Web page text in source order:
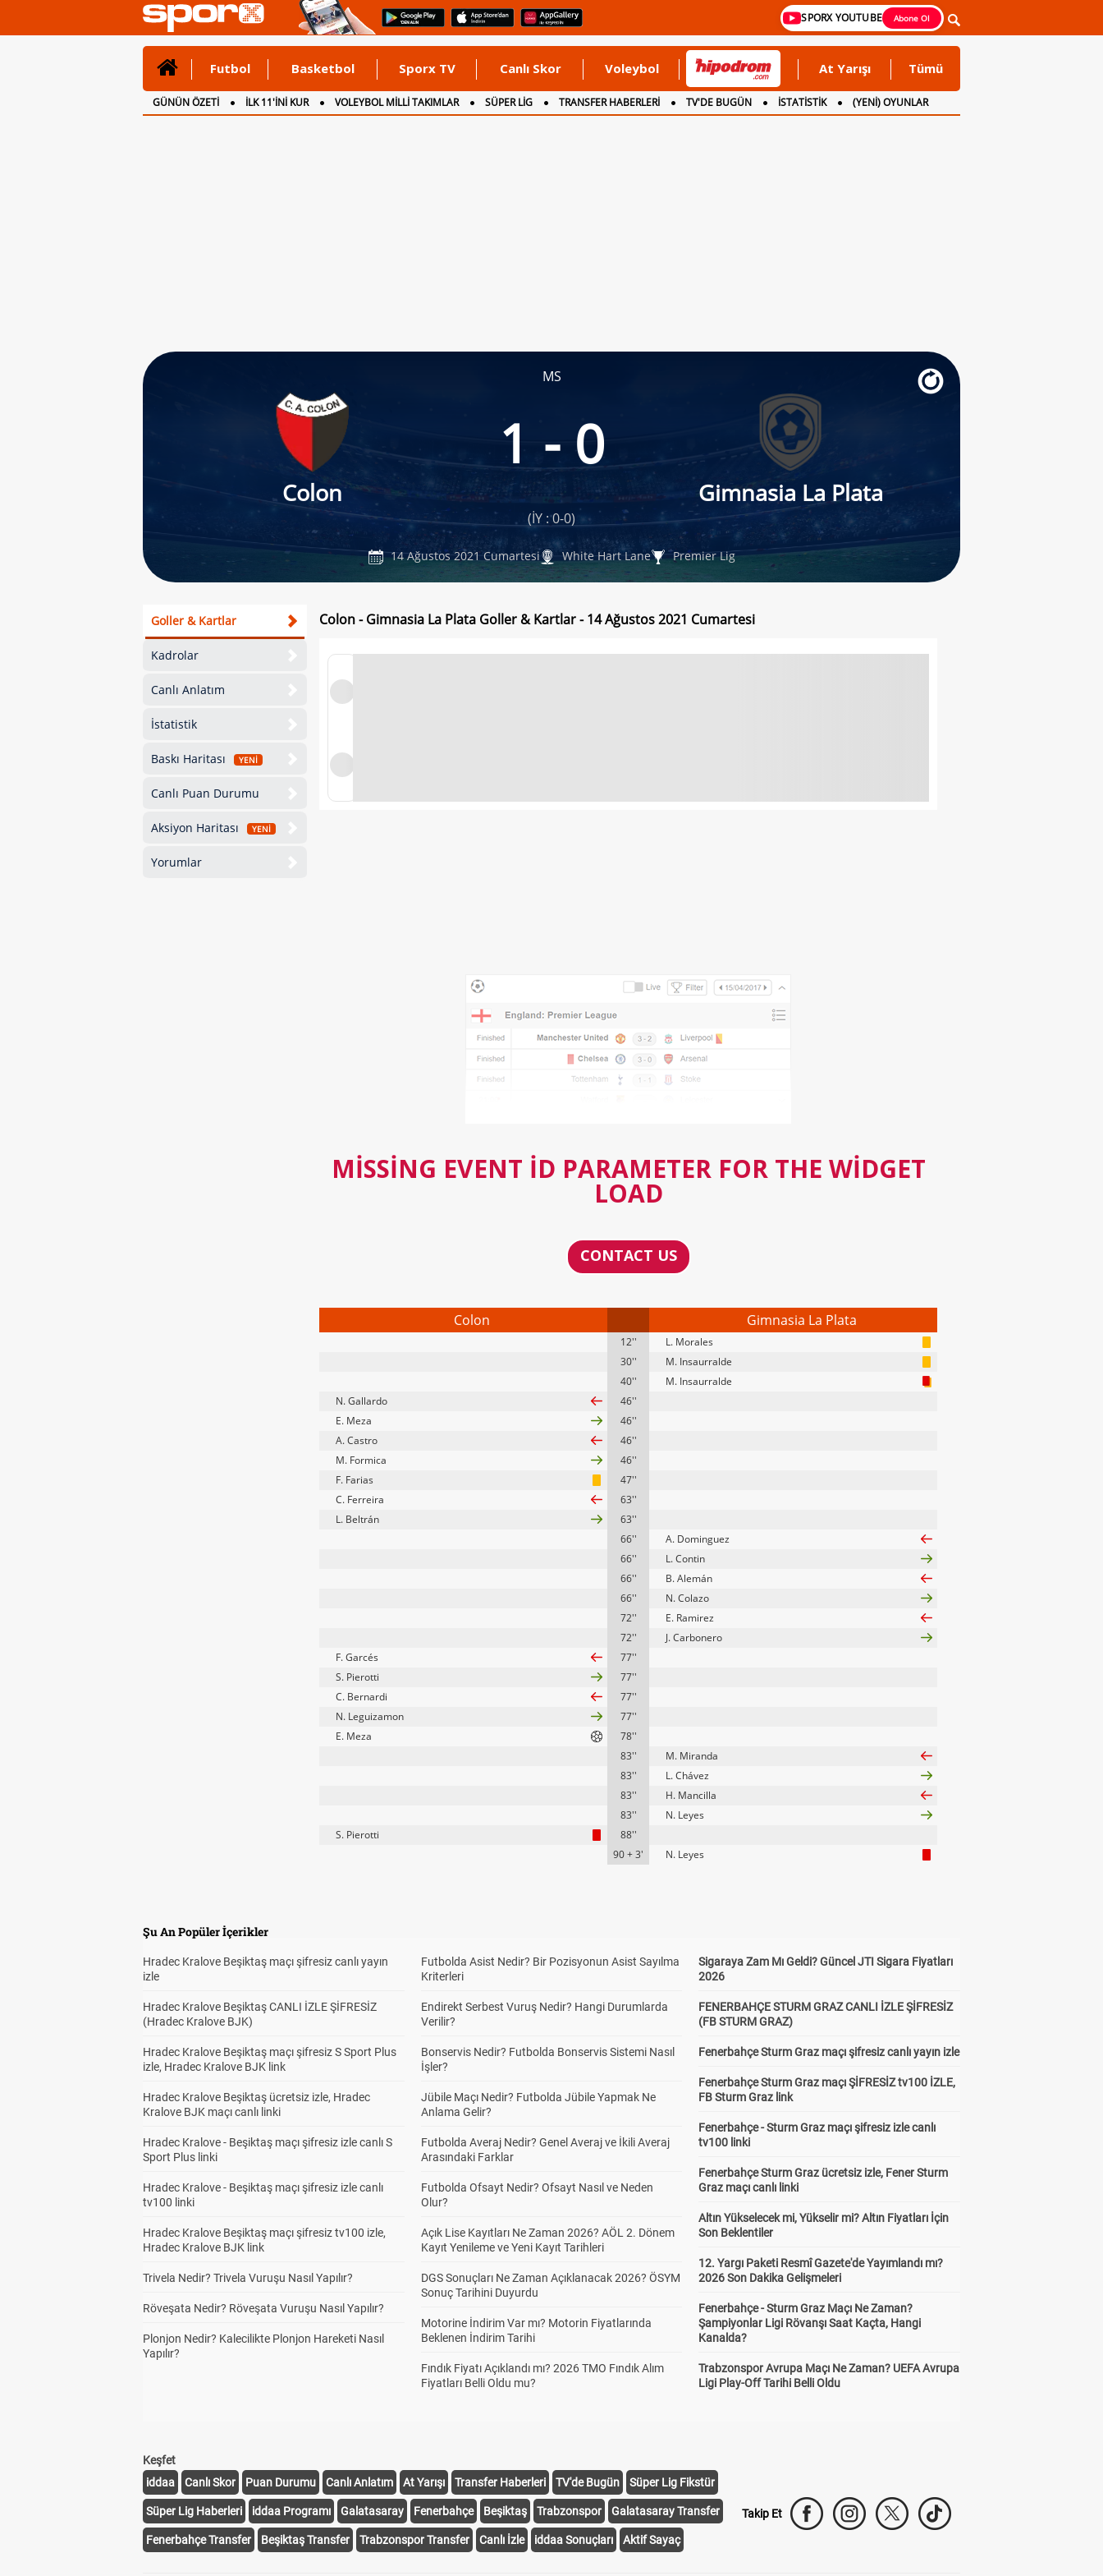
SPORX YOUTUBE Abone Ol
Futbol Basketbol Sporx TV Canlı Skor Voleybol At Yarışı Tümü
GÜNÜN ÖZETİ İLK 11'İNİ KUR VOLEYBOL MİLLİ TAKIMLAR SÜPER LİG TRANSFER HABERLERİ TV'DE BUGÜN İSTATİSTİK
(YENİ) OYUNLAR
CANLI ANLATIM
İNGİLTERE
MS
Colon
1 - 0
Gimnasia La Plata
(İY : 0-0)
14 Ağustos 2021 Cumartesi White Hart Lane Premier Lig
Goller & Kartlar
Kadrolar
Canlı Anlatım
İstatistik
Baskı Haritası YENİ
Canlı Puan Durumu
Aksiyon Haritası YENİ
Yorumlar
Colon - Gimnasia La Plata Goller & Kartlar - 14 Ağustos 2021 Cumartesi
MISSING EVENT ID PARAMETER FOR THE WIDGET
LOAD
CONTACT US
Colon Gimnasia La Plata
12''
L. Morales
30''
M. Insaurralde
40''
M. Insaurralde
N. Gallardo
46''
E. Meza
46''
A. Castro
46''
M. Formica
46''
F. Farias
47''
C. Ferreira
63''
L. Beltrán
63''
66''
A. Dominguez
66''
L. Contin
66''
B. Alemán
66''
N. Colazo
72''
E. Ramirez
72''
J. Carbonero
F. Garcés
77''
S. Pierotti
77''
C. Bernardi
77''
N. Leguizamon
77''
E. Meza
78''
83''
M. Miranda
83''
L. Chávez
83''
H. Mancilla
83''
N. Leyes
S. Pierotti
88''
90 + 3'
N. Leyes
Şu An Popüler İçerikler
Hradec Kralove Beşiktaş maçı şifresiz canlı yayın
izle
Hradec Kralove Beşiktaş CANLI İZLE ŞİFRESİZ
(Hradec Kralove BJK)
Hradec Kralove Beşiktaş maçı şifresiz S Sport Plus
izle, Hradec Kralove BJK link
Hradec Kralove Beşiktaş ücretsiz izle, Hradec
Kralove BJK maçı canlı linki
Hradec Kralove - Beşiktaş maçı şifresiz izle canlı S
Sport Plus linki
Hradec Kralove - Beşiktaş maçı şifresiz izle canlı
tv100 linki
Hradec Kralove Beşiktaş maçı şifresiz tv100 izle,
Hradec Kralove BJK link
Trivela Nedir? Trivela Vuruşu Nasıl Yapılır?
Röveşata Nedir? Röveşata Vuruşu Nasıl Yapılır?
Plonjon Nedir? Kalecilikte Plonjon Hareketi Nasıl
Yapılır?
Futbolda Asist Nedir? Bir Pozisyonun Asist Sayılma
Kriterleri
Endirekt Serbest Vuruş Nedir? Hangi Durumlarda
Verilir?
Bonservis Nedir? Futbolda Bonservis Sistemi Nasıl
İşler?
Jübile Maçı Nedir? Futbolda Jübile Yapmak Ne
Anlama Gelir?
Futbolda Averaj Nedir? Genel Averaj ve İkili Averaj
Arasındaki Farklar
Futbolda Ofsayt Nedir? Ofsayt Nasıl ve Neden
Olur?
Açık Lise Kayıtları Ne Zaman 2026? AÖL 2. Dönem
Kayıt Yenileme ve Yeni Kayıt Tarihleri
DGS Sonuçları Ne Zaman Açıklanacak 2026? ÖSYM
Sonuç Tarihini Duyurdu
Motorine İndirim Var mı? Motorin Fiyatlarında
Beklenen İndirim Tarihi
Fındık Fiyatı Açıklandı mı? 2026 TMO Fındık Alım
Fiyatları Belli Oldu mu?
Sigaraya Zam Mı Geldi? Güncel JTI Sigara Fiyatları
2026
FENERBAHÇE STURM GRAZ CANLI İZLE ŞİFRESİZ
(FB STURM GRAZ)
Fenerbahçe Sturm Graz maçı şifresiz canlı yayın izle
Fenerbahçe Sturm Graz maçı ŞİFRESİZ tv100 İZLE,
FB Sturm Graz link
Fenerbahçe - Sturm Graz maçı şifresiz izle canlı
tv100 linki
Fenerbahçe Sturm Graz ücretsiz izle, Fener Sturm
Graz maçı canlı linki
Altın Yükselecek mi, Yükselir mi? Altın Fiyatları İçin
Son Beklentiler
12. Yargı Paketi Resmî Gazete'de Yayımlandı mı?
2026 Son Dakika Gelişmeleri
Fenerbahçe - Sturm Graz Maçı Ne Zaman?
Şampiyonlar Ligi Rövanşı Saat Kaçta, Hangi
Kanalda?
Trabzonspor Avrupa Maçı Ne Zaman? UEFA Avrupa
Ligi Play-Off Tarihi Belli Oldu
Keşfet
iddaa
Canlı Skor Puan Durumu Canlı Anlatım At Yarışı Transfer Haberleri TV'de Bugün Süper Lig Fikstür
Süper Lig Haberleri iddaa Programı Galatasaray Fenerbahçe Beşiktaş Trabzonspor Galatasaray Transfer
Fenerbahçe Transfer Beşiktaş Transfer Trabzonspor Transfer Canlı İzle iddaa Sonuçları Aktif Sayaç
Takip Et